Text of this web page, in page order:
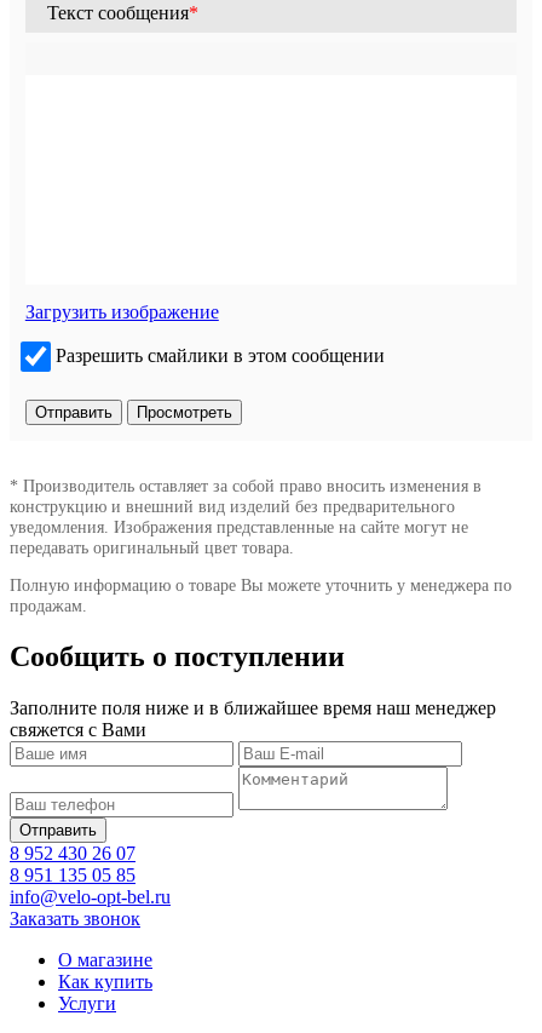
Текст сообщения*
Загрузить изображение
Разрешить смайлики в этом сообщении
* Производитель оставляет за собой право вносить изменения в
конструкцию и внешний вид изделий без предварительного
уведомления. Изображения представленные на сайте могут не
передавать оригинальный цвет товара.
Полную информацию о товаре Вы можете уточнить у менеджера по
продажам.
Сообщить о поступлении
Заполните поля ниже и в ближайшее время наш менеджер
свяжется с Вами
8 952 430 26 07
8 951 135 05 85
info@velo-opt-bel.ru
Заказать звонок
О магазине
Как купить
Услуги